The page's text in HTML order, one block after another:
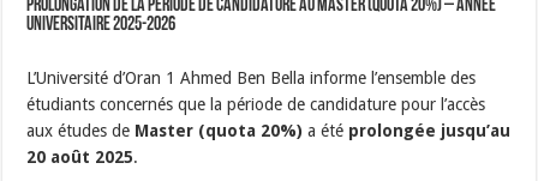
Prolongation de la période de candidature au Master (quota 20%) – Année
universitaire 2025-2026
L’Université d’Oran 1 Ahmed Ben Bella informe l’ensemble des
étudiants concernés que la période de candidature pour l’accès
aux études de Master (quota 20%) a été prolongée jusqu’au
20 août 2025.